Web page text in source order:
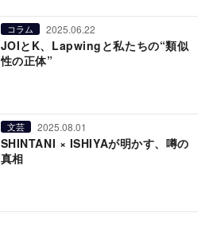
コラム 2025.06.22
JOIとK、Lapwingと私たちの“類似
性の正体”
文芸 2025.08.01
SHINTANI × ISHIYAが明かす、噂の
真相